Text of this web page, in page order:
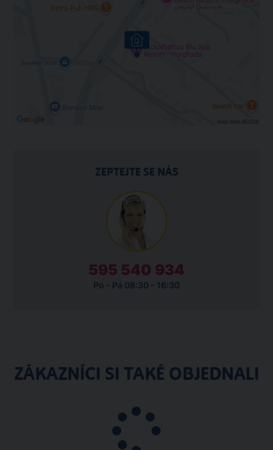
ZEPTEJTE SE NÁS
595 540 934
Po - Pá 08:30 - 16:30
ZÁKAZNÍCI SI TAKÉ OBJEDNALI
Pobytový